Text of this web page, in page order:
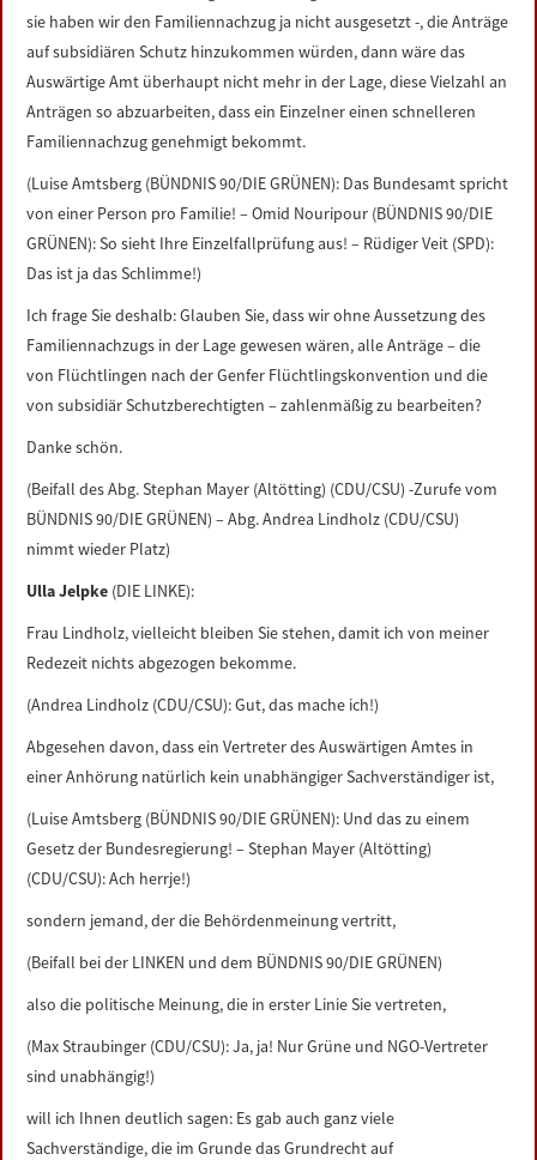
sie haben wir den Familiennachzug ja nicht ausgesetzt -, die Anträge
auf subsidiären Schutz hinzukommen würden, dann wäre das
Auswärtige Amt überhaupt nicht mehr in der Lage, diese Vielzahl an
Anträgen so abzuarbeiten, dass ein Einzelner einen schnelleren
Familiennachzug genehmigt bekommt.
(Luise Amtsberg (BÜNDNIS 90/DIE GRÜNEN): Das Bundesamt spricht
von einer Person pro Familie! – Omid Nouripour (BÜNDNIS 90/DIE
GRÜNEN): So sieht Ihre Einzelfallprüfung aus! – Rüdiger Veit (SPD):
Das ist ja das Schlimme!)
Ich frage Sie deshalb: Glauben Sie, dass wir ohne Aussetzung des
Familiennachzugs in der Lage gewesen wären, alle Anträge – die
von Flüchtlingen nach der Genfer Flüchtlingskonvention und die
von subsidiär Schutzberechtigten – zahlenmäßig zu bearbeiten?
Danke schön.
(Beifall des Abg. Stephan Mayer (Altötting) (CDU/CSU) -Zurufe vom
BÜNDNIS 90/DIE GRÜNEN) – Abg. Andrea Lindholz (CDU/CSU)
nimmt wieder Platz)
Ulla Jelpke (DIE LINKE):
Frau Lindholz, vielleicht bleiben Sie stehen, damit ich von meiner
Redezeit nichts abgezogen bekomme.
(Andrea Lindholz (CDU/CSU): Gut, das mache ich!)
Abgesehen davon, dass ein Vertreter des Auswärtigen Amtes in
einer Anhörung natürlich kein unabhängiger Sachverständiger ist,
(Luise Amtsberg (BÜNDNIS 90/DIE GRÜNEN): Und das zu einem
Gesetz der Bundesregierung! – Stephan Mayer (Altötting)
(CDU/CSU): Ach herrje!)
sondern jemand, der die Behördenmeinung vertritt,
(Beifall bei der LINKEN und dem BÜNDNIS 90/DIE GRÜNEN)
also die politische Meinung, die in erster Linie Sie vertreten,
(Max Straubinger (CDU/CSU): Ja, ja! Nur Grüne und NGO-Vertreter
sind unabhängig!)
will ich Ihnen deutlich sagen: Es gab auch ganz viele
Sachverständige, die im Grunde das Grundrecht auf